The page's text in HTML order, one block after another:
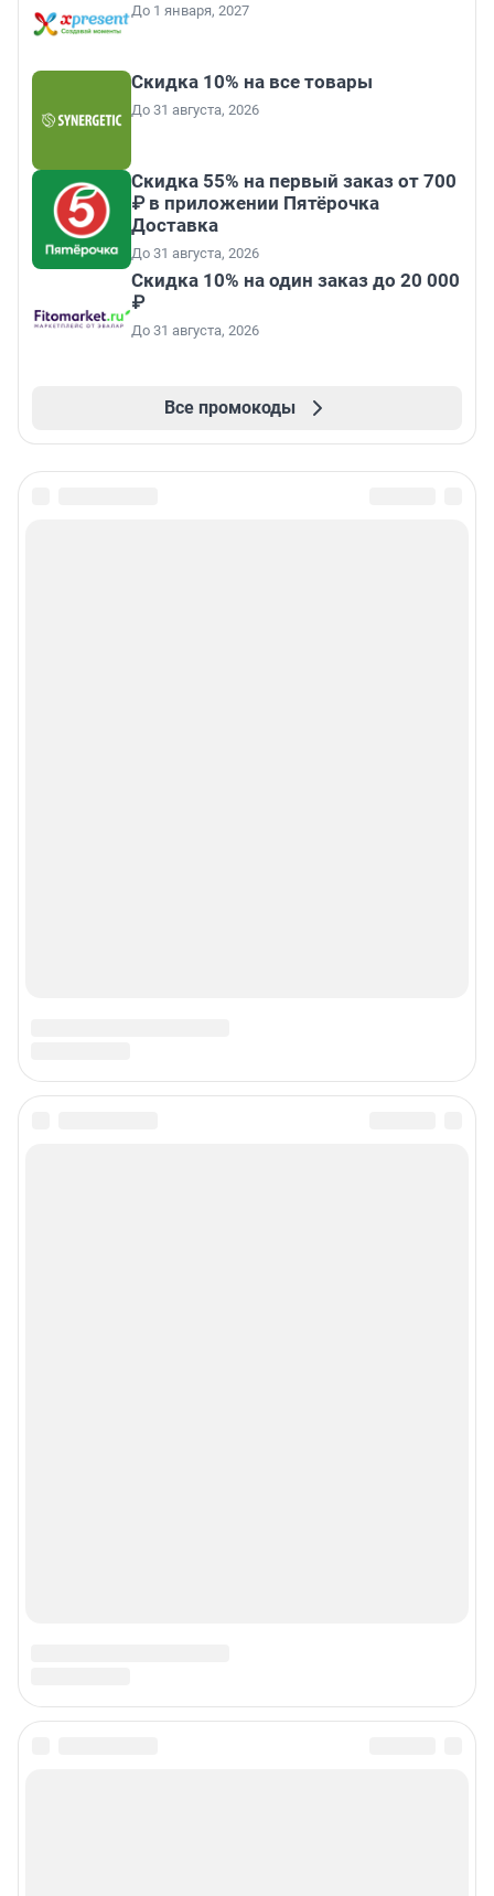
До 1 января, 2027
Скидка 10% на все товары
До 31 августа, 2026
Скидка 55% на первый заказ от 700
₽ в приложении Пятёрочка
Доставка
До 31 августа, 2026
Скидка 10% на один заказ до 20 000
₽
До 31 августа, 2026
Все промокоды